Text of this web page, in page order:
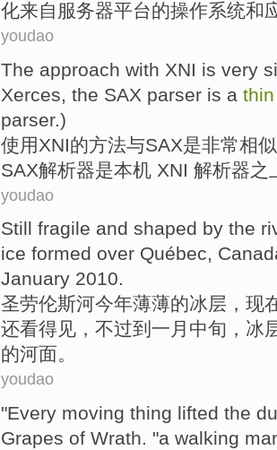
化来自 服务器平台的操作系统和
youdao
The approach with XNI is very
Xerces , the SAX parser is a thin
parser.)
使用XNI的方法与SAX是非常相似
SAX解析器是本机 XNI 解析器之
youdao
Still fragile and shaped by the
ice formed over Québec,
January 2010.
圣劳伦斯河今年薄薄的冰层 ，现
还看得见，不过到一月 中旬 ，冰
的河面。
youdao
"Every moving thing lifted the
Grapes of Wrath. "a walking